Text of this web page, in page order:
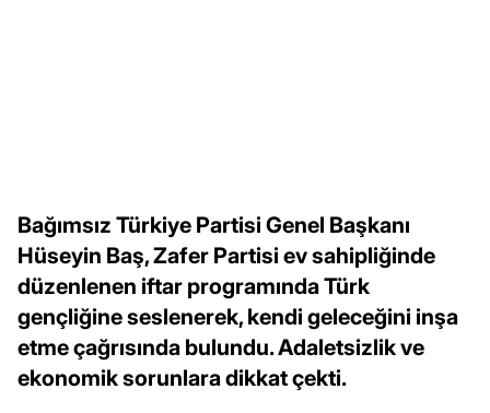
Bağımsız Türkiye Partisi Genel Başkanı
Hüseyin Baş, Zafer Partisi ev sahipliğinde
düzenlenen iftar programında Türk
gençliğine seslenerek, kendi geleceğini inşa
etme çağrısında bulundu. Adaletsizlik ve
ekonomik sorunlara dikkat çekti.